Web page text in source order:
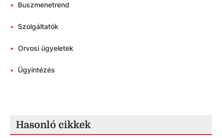
• Buszmenetrend
• Szolgáltatók
• Orvosi ügyeletek
• Ügyintézés
Hasonló cikkek